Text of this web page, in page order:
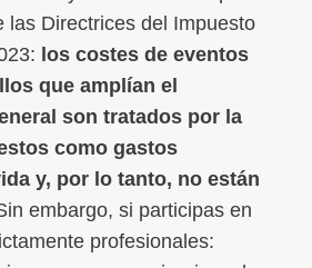
las Directrices del Impuesto
los costes de eventos
que amplían el
son tratados por la
como gastos
y, por lo tanto, no están
embargo, si participas en
profesionales: